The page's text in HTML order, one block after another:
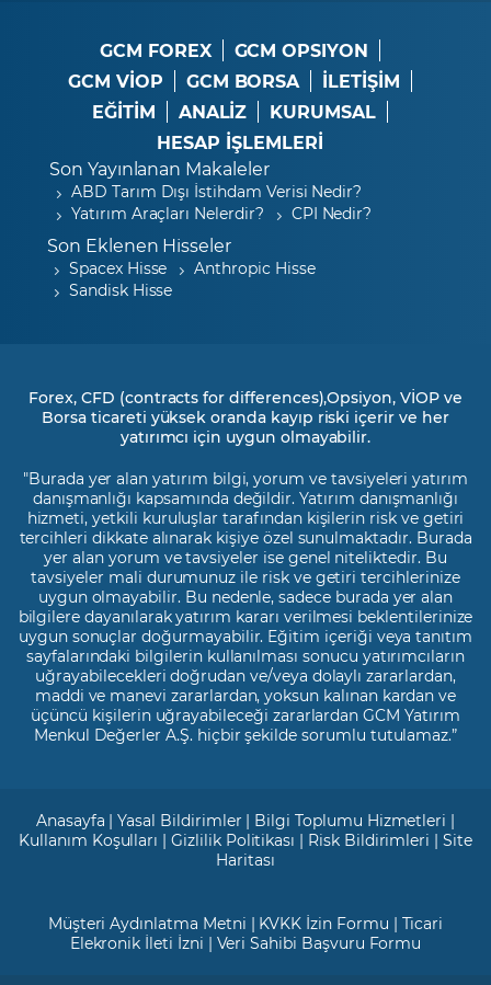
GCM FOREX
GCM OPSIYON
GCM VİOP
GCM BORSA
İLETİŞİM
EĞİTİM
ANALİZ
KURUMSAL
HESAP İŞLEMLERİ
Son Yayınlanan Makaleler
ABD Tarım Dışı İstihdam Verisi Nedir?
Yatırım Araçları Nelerdir?
CPI Nedir?
Son Eklenen Hisseler
Spacex Hisse
Anthropic Hisse
Sandisk Hisse
Forex, CFD (contracts for differences),Opsiyon, VİOP ve
Borsa ticareti yüksek oranda kayıp riski içerir ve her
yatırımcı için uygun olmayabilir.
"Burada yer alan yatırım bilgi, yorum ve tavsiyeleri yatırım
danışmanlığı kapsamında değildir. Yatırım danışmanlığı
hizmeti, yetkili kuruluşlar tarafından kişilerin risk ve getiri
tercihleri dikkate alınarak kişiye özel sunulmaktadır. Burada
yer alan yorum ve tavsiyeler ise genel niteliktedir. Bu
tavsiyeler mali durumunuz ile risk ve getiri tercihlerinize
uygun olmayabilir. Bu nedenle, sadece burada yer alan
bilgilere dayanılarak yatırım kararı verilmesi beklentilerinize
uygun sonuçlar doğurmayabilir. Eğitim içeriği veya tanıtım
sayfalarındaki bilgilerin kullanılması sonucu yatırımcıların
uğrayabilecekleri doğrudan ve/veya dolaylı zararlardan,
maddi ve manevi zararlardan, yoksun kalınan kardan ve
üçüncü kişilerin uğrayabileceği zararlardan GCM Yatırım
Menkul Değerler A.Ş. hiçbir şekilde sorumlu tutulamaz.”
Anasayfa |Yasal Bildirimler | Bilgi Toplumu Hizmetleri |
Kullanım Koşulları |Gizlilik Politikası | Risk Bildirimleri |Site
Haritası
Müşteri Aydınlatma Metni | KVKK İzin Formu | Ticari
Elekronik İleti İzni | Veri Sahibi Başvuru Formu